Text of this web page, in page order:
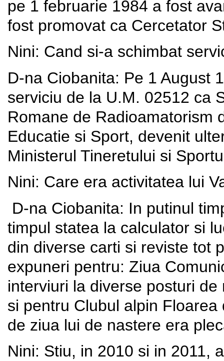
pe 1 februarie 1984 a fost
fost promovat ca Cercetator
Nini: Cand si-a schimbat
D-na Ciobanita: Pe 1 August
serviciu de la U.M. 02512 ca
Romane de Radioamatorism
Educatie si Sport, devenit
Ministerul Tineretului si
Nini: Care era activitatea lui
D-na Ciobanita: In putinul
timpul statea la calculator si
din diverse carti si reviste tot
expuneri pentru: Ziua
interviuri la diverse posturi
si pentru Clubul alpin
de ziua lui de nastere era
Nini: Stiu, in 2010 si in 2011,